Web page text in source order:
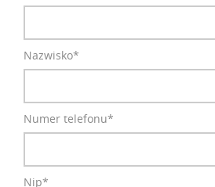
Nazwisko*
Numer telefonu*
Nip*